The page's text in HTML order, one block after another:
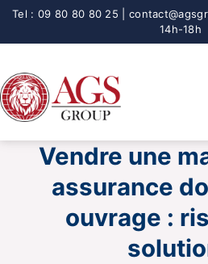
Aller
Vendre une
assurance
ouvrage :